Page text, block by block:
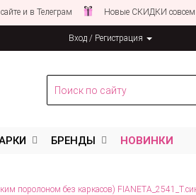
Телеграм Новые СКИДКИ совсем СКОРО!
Вход / Регистрация
БРЕНДЫ НОВИНКИ
поролоном без каркасов)